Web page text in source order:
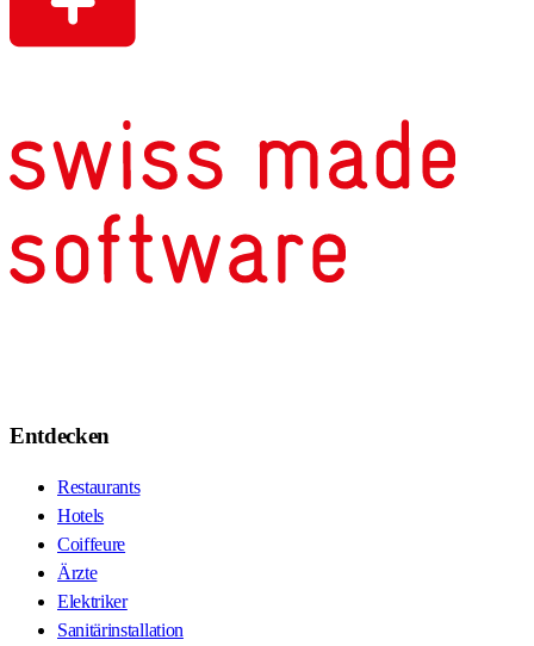
Entdecken
Restaurants
Hotels
Coiffeure
Ärzte
Elektriker
Sanitärinstallation